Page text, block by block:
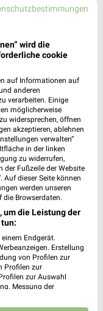
Geöffnet
Geöffnet
wird die
cookie
auf Informationen auf
anderen
verarbeiten. Einige
möglicherweise
widersprechen, öffnen
akzeptieren, ablehnen
verwalten“
in der linken
zu widerrufen,
der Fußzeile der Website
Auf dieser Seite können
werden unseren
Browserdaten.
um die Leistung der
Endgerät.
Erstellung
von Profilen zur
Profilen zur
zur Auswahl
Messung der
Entwicklung und